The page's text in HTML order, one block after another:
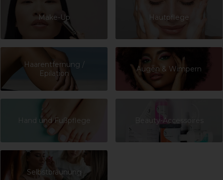
Make-Up Hautpflege
Haarentfernung /
Epilation
Augen & Wimpern
Hand und Fußpflege Beauty-Accessoires
Selbstbräunung